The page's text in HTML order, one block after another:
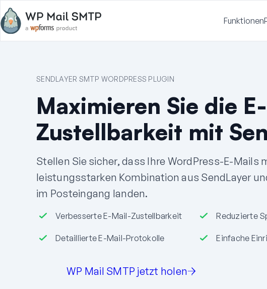
Funktionen
SENDLAYER SMTP WORDPRESS PLUGIN
Maximieren Sie die
Zustellbarkeit mit
Stellen Sie sicher, dass Ihre WordPress-E-Mails
leistungsstarken Kombination aus SendLayer
im Posteingang landen.
Verbesserte E-Mail-Zustellbarkeit Reduzierte
Detaillierte E-Mail-Protokolle Einfache
WP Mail SMTP jetzt holen